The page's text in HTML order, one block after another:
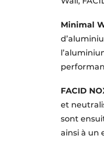
Minimal
FACID
et
sont
ainsi à un